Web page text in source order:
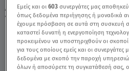
Δίδυμοι Σήμερα 11/02/
Της Άσης Μπήλιου -
Εμείς και οι603 συνεργάτες μας
όπως δεδομένα περιήγησης ή μοναδικά
έχουμε πρόσβαση σε αυτά στη συσκευή
καταστεί δυνατή η ενεργοποίηση
προκειμένου να υποστηριχθούν οι
για τους οποίους εμείς και οι συνεργάτες
δεδομένα με σκοπό την παροχή
όλων ή αποσύρετε τη συγκατάθεσή σας,